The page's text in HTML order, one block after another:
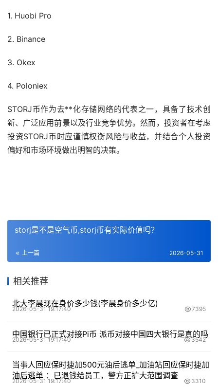
1. Huobi Pro
2. Binance
3. Okex
4. Poloniex
STORJ币作为去**化存储网络的代表之一，具备了技术创
新、广泛应用前景以及行业竞争优势。然而，投资者在考虑
投资STORJ币时应谨慎权衡风险与收益，并结合个人投资
偏好和市场环境做出明智的决策。
storj是不是空气币,storj币有实际价值吗？
上一篇 2026-05-31
相关推荐
北大李晨现在身价多少钱(李晨身价多少亿)
2026-05-31 19:17:40 7395
中国银行已正式对接Pi币 派币对接中国四大银行是真的吗
2026-05-31 19:17:40 3542
当事人回应保时捷加500元油后逃单_加油站回应保时捷加
油后逃单 ：已退钱给员工，警方正扩大范围调查
2026-05-31 19:17:40 3310